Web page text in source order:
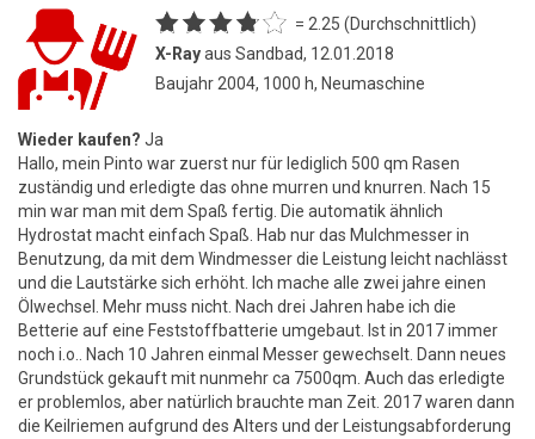
= 2.25 (Durchschnittlich)
X-Rayaus Sandbad, 12.01.2018
Baujahr 2004, 1000 h, Neumaschine
Wieder kaufen? Ja
Hallo, mein Pinto war zuerst nur für lediglich 500 qm Rasen
zuständig und erledigte das ohne murren und knurren. Nach 15
min war man mit dem Spaß fertig. Die automatik ähnlich
Hydrostat macht einfach Spaß. Hab nur das Mulchmesser in
Benutzung, da mit dem Windmesser die Leistung leicht nachlässt
und die Lautstärke sich erhöht. Ich mache alle zwei jahre einen
Ölwechsel. Mehr muss nicht. Nach drei Jahren habe ich die
Betterie auf eine Feststoffbatterie umgebaut. Ist in 2017 immer
noch i.o.. Nach 10 Jahren einmal Messer gewechselt. Dann neues
Grundstück gekauft mit nunmehr ca 7500qm. Auch das erledigte
er problemlos, aber natürlich brauchte man Zeit. 2017 waren dann
die Keilriemen aufgrund des Alters und der Leistungsabforderung